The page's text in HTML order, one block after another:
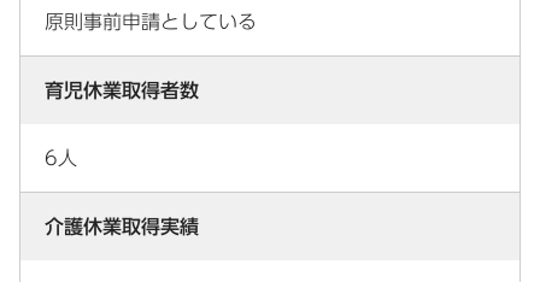
原則事前申請としている
育児休業取得者数
6人
介護休業取得実績